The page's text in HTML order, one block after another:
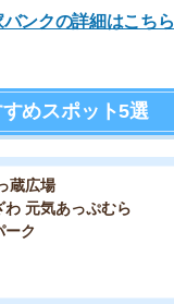
ンクの詳細はこちら
めスポット5選
蔵広場
元気あっぷむら
ーク